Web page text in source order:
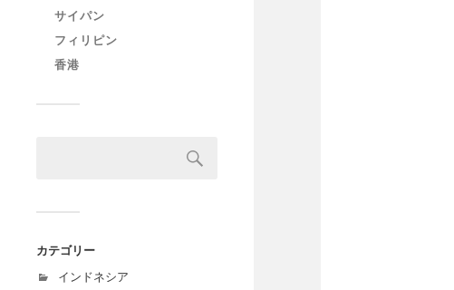
サイパン
フィリピン
香港
カテゴリー
インドネシア